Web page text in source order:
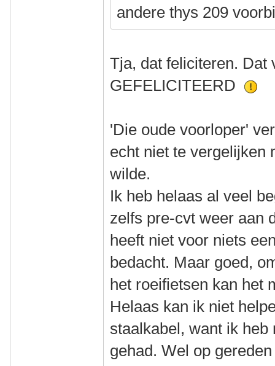
andere thys 209
Tja, dat feliciteren.
GEFELICITEERD
'Die oude voorloper'
echt niet te vergelijken
wilde.
Ik heb helaas al veel
zelfs pre-cvt weer aan
heeft niet voor niets
bedacht. Maar goed,
het roeifietsen kan het
Helaas kan ik niet
staalkabel, want ik
gehad. Wel op